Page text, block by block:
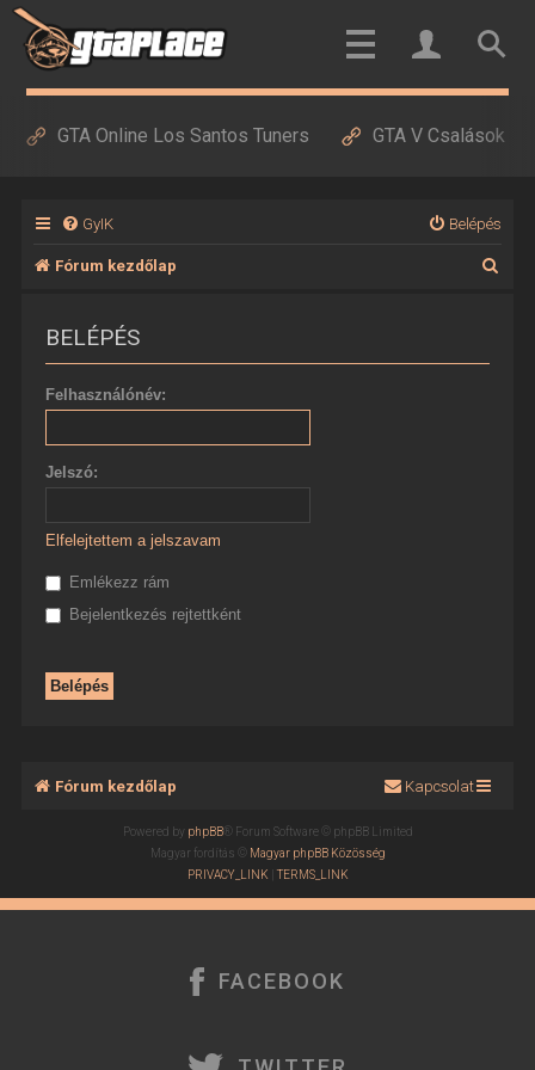
GTA Online Los Santos Tuners GTA V Csalások
GyIK Belépés
Fórum kezdőlap
BELÉPÉS
Felhasználónév:
Jelszó:
Elfelejtettem a jelszavam
Emlékezz rám
Bejelentkezés rejtettként
Fórum kezdőlap Kapcsolat
Powered by phpBB® Forum Software © phpBB Limited
Magyar fordítás © Magyar phpBB Közösség
PRIVACY_LINK |TERMS_LINK
FACEBOOK